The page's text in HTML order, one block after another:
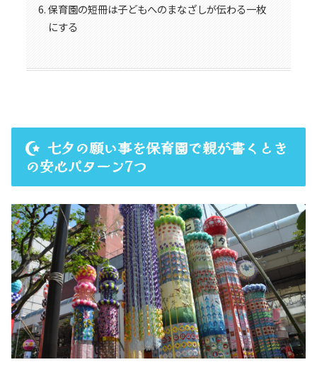
保育園の短冊は子どもへのまなざしが伝わる一枚
にする
七夕の願い事を保育園で親が書くとき
の安心パターン7つ